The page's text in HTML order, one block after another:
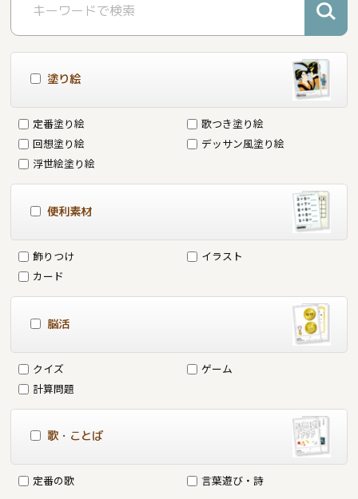
塗り絵
定番塗り絵
歌つき塗り絵
回想塗り絵
デッサン風塗り絵
浮世絵塗り絵
便利素材
飾りつけ
イラスト
カード
脳活
クイズ
ゲーム
計算問題
歌・ことば
定番の歌 言葉遊び・詩